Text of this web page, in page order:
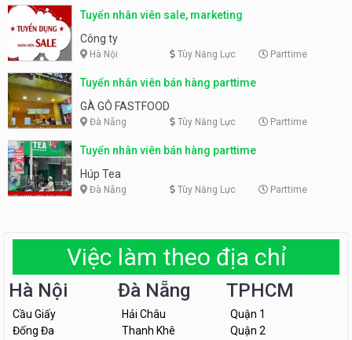
Tuyển nhân viên sale, marketing
Công ty
Hà Nội Tùy Năng Lực Parttime
Tuyển nhân viên bán hàng parttime
GÀ GÔ FASTFOOD
Đà Nẵng Tùy Năng Lực Parttime
Tuyển nhân viên bán hàng parttime
Húp Tea
Đà Nẵng Tùy Năng Lực Parttime
Việc làm theo địa chỉ
Hà Nội
Cầu Giấy
Đống Đa
Đà Nẵng
Hải Châu
Thanh Khê
TPHCM
Quận 1
Quận 2